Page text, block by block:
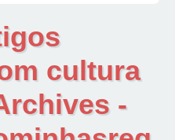
cultura
-